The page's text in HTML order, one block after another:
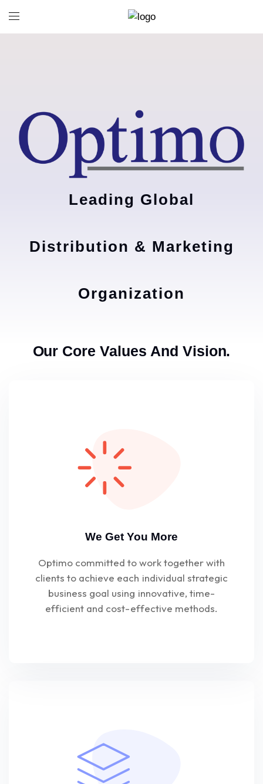
Leading Global
Distribution & Marketing
Organization
Our Core Values And Vision.
We Get You More
Optimo committed to work together with
clients to achieve each individual strategic
business goal using innovative, time-
efficient and cost-effective methods.